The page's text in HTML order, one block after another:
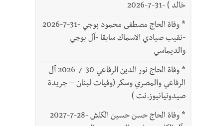
خالد ) -31-7-2026
*
وفاة الحاج مصطفى محمود بوجي -31-7-2026
-نقيب صيادي الاسماك سابقا -آل بوجي
والديماسي
*
وفاة الحاج نور الدين الرفاعي 30-7-2026 آل
الرفاعي والمصري وسكر (وفيات لبنان – جريدة
صيدونيانيوز.نت )
*
وفاة الحاج حسن حسين الكلش -28-7-2027